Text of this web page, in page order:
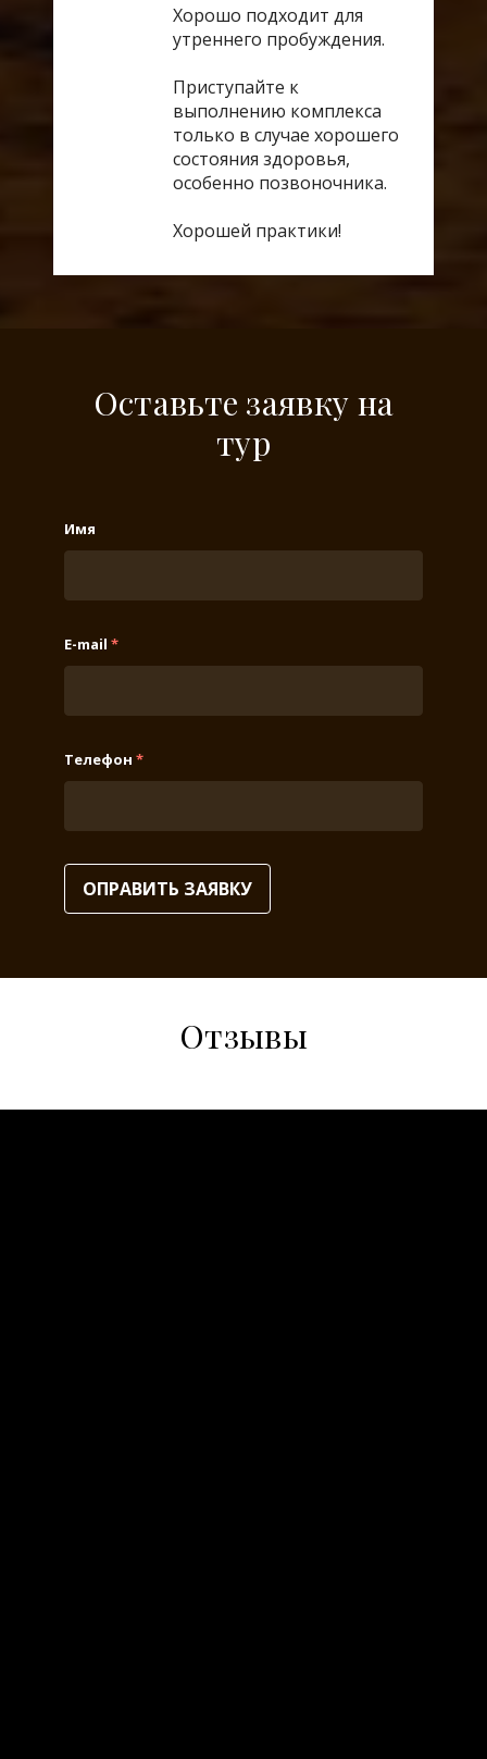
Хорошо подходит для
утреннего пробуждения.
Приступайте к
выполнению комплекса
только в случае хорошего
состояния здоровья,
особенно позвоночника.
Хорошей практики!
Оставьте заявку на
тур
Имя
E-mail *
Телефон *
ОПРАВИТЬ ЗАЯВКУ
Отзывы